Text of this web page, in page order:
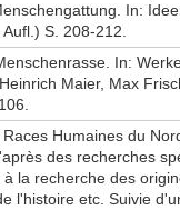
In:
S. 208-212.
In:
Maier, Max
Humaines du
des recherches
la recherche des
l'histoire etc. Suivie